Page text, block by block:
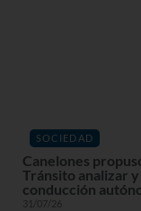
SOCIEDAD
Canelones
Tránsito analizar
conducción
31/07/26